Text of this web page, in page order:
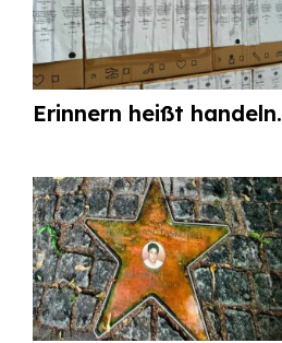
Erinnern heißt handeln.